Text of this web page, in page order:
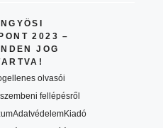
2023 –
JOG
olvasói
fellépésről
AdatvédelemKiadó